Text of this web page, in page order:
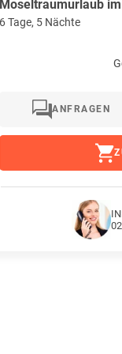
Moseltraumurlaub
6 Tage, 5 Nächte
ANFRAGEN